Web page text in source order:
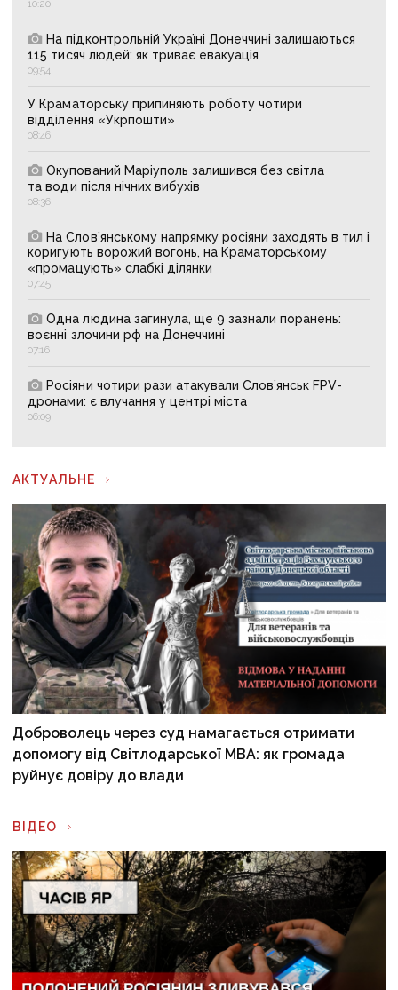
10:20
На підконтрольній Україні Донеччині залишаються
115 тисяч людей: як триває евакуація
09:54
У Краматорську припиняють роботу чотири
відділення «Укрпошти»
08:46
Окупований Маріуполь залишився без світла
та води після нічних вибухів
08:36
На Слов’янському напрямку росіяни заходять в тил і
коригують ворожий вогонь, на Краматорському
«промацують» слабкі ділянки
07:45
Одна людина загинула, ще 9 зазнали поранень:
воєнні злочини рф на Донеччині
07:16
Росіяни чотири рази атакували Слов’янськ FPV-
дронами: є влучання у центрі міста
06:09
АКТУАЛЬНЕ
Доброволець через суд намагається отримати
допомогу від Світлодарської МВА: як громада
руйнує довіру до влади
ВІДЕО